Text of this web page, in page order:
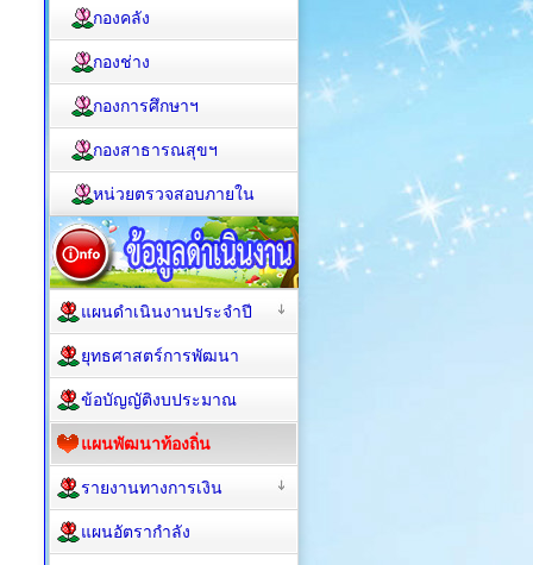
กองคลัง
กองช่าง
กองการศึกษาฯ
กองสาธารณสุขฯ
หน่วยตรวจสอบภายใน
แผนดำเนินงานประจำปี
ยุทธศาสตร์การพัฒนา
ข้อบัญญัติงบประมาณ
แผนพัฒนาท้องถิ่น
รายงานทางการเงิน
แผนอัตรากำลัง